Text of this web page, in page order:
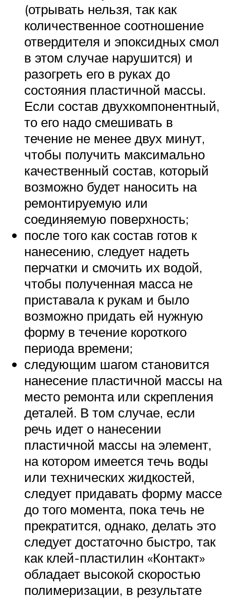
(отрывать нельзя, так как
количественное соотношение
отвердителя и эпоксидных смол
в этом случае нарушится) и
разогреть его в руках до
состояния пластичной массы.
Если состав двухкомпонентный,
то его надо смешивать в
течение не менее двух минут,
чтобы получить максимально
качественный состав, который
возможно будет наносить на
ремонтируемую или
соединяемую поверхность;
после того как состав готов к
нанесению, следует надеть
перчатки и смочить их водой,
чтобы полученная масса не
приставала к рукам и было
возможно придать ей нужную
форму в течение короткого
периода времени;
следующим шагом становится
нанесение пластичной массы на
место ремонта или скрепления
деталей. В том случае, если
речь идет о нанесении
пластичной массы на элемент,
на котором имеется течь воды
или технических жидкостей,
следует придавать форму массе
до того момента, пока течь не
прекратится, однако, делать это
следует достаточно быстро, так
как клей-пластилин «Контакт»
обладает высокой скоростью
полимеризации, в результате